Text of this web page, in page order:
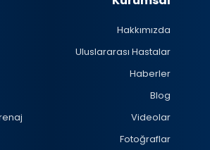
Hakkımızda
Uluslararası Hastalar
Haberler
Blog
Videolar
Fotoğraflar